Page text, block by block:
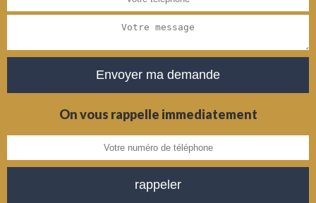
On vous rappelle immediatement